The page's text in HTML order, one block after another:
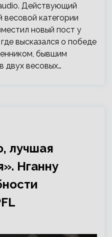
Действующий
весовой категории
новый пост у
высказался о победе
бывшим
двух весовых…
лучшая
Нганну